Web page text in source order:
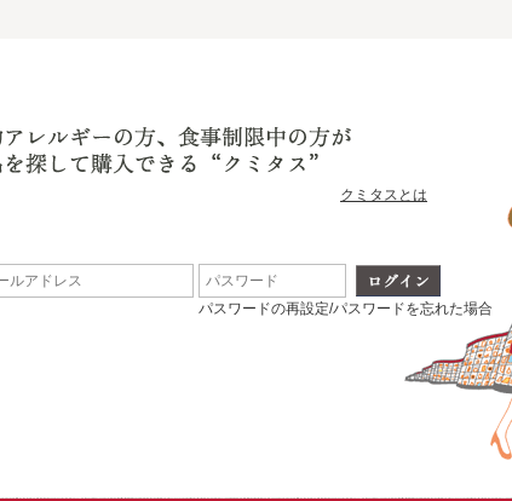
クミタスとは
パスワードの再設定/パスワードを忘れた場合